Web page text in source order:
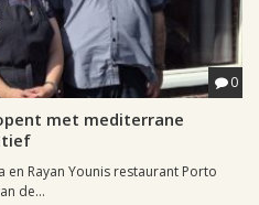
0
met mediterrane
en Rayan Younis restaurant Porto
de...